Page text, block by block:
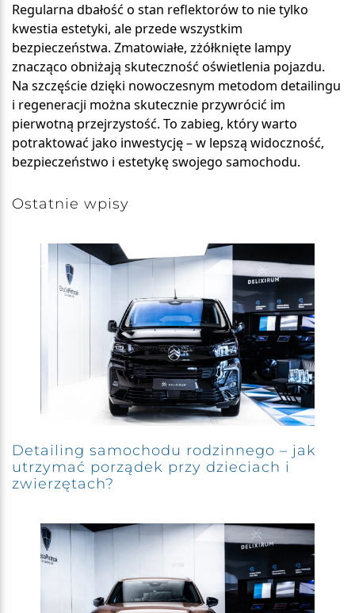
Ostatnie wpisy
Detailing samochodu rodzinnego – jak
utrzymać porządek przy dzieciach i
zwierzętach?
Regularna dbałość o stan reflektorów to nie tylko
kwestia estetyki, ale przede wszystkim
bezpieczeństwa. Zmatowiałe, zżółknięte lampy
znacząco obniżają skuteczność oświetlenia pojazdu.
Na szczęście dzięki nowoczesnym metodom detailingu
i regeneracji można skutecznie przywrócić im
pierwotną przejrzystość. To zabieg, który warto
potraktować jako inwestycję – w lepszą widoczność,
bezpieczeństwo i estetykę swojego samochodu.